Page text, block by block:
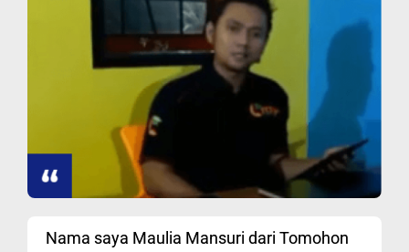
Nama saya Maulia Mansuri dari Tomohon